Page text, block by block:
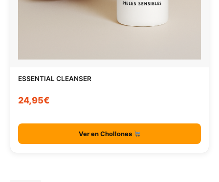
ESSENTIAL CLEANSER
24,95€
Ver en Chollones